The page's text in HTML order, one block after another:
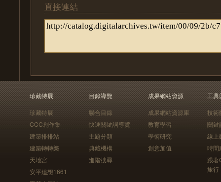
直接連結
珍藏特展
珍藏特展
CCC創作集
建築排排站
建築轉轉樂
天地宮
安平追想1661
目錄導覽
聯合目錄
快速關鍵詞導覽
主題分類
典藏機構
進階搜尋
成果網站資源
成果網站資源庫
教育學習
學術研究
創意加值
工具
技術
關鍵
線上
時間
跟
旅行